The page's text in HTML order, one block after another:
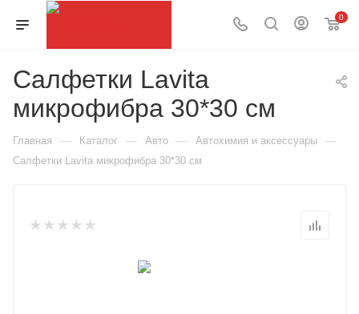
0
Салфетки Lavita
микрофибра 30*30 см
Главная — Каталог — Авто — Автохимия и аксессуары —
Салфетки Lavita микрофибра 30*30 см